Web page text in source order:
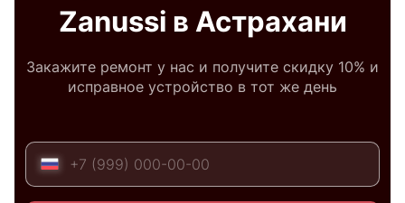
Zanussi в Астрахани
Закажите ремонт у нас и получите скидку 10% и
исправное устройство в тот же день